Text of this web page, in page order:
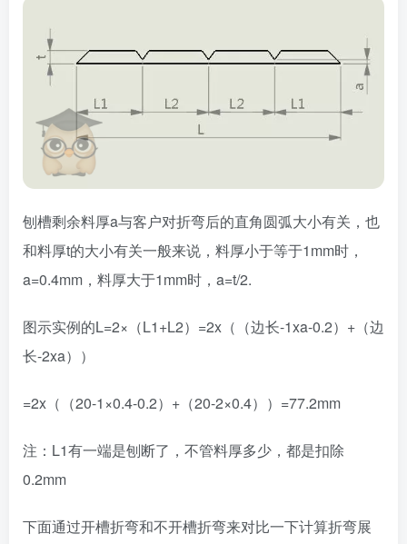
刨槽剩余料厚a与客户对折弯后的直角圆弧大小有关，也
和料厚t的大小有关一般来说，料厚小于等于1mm时，
a=0.4mm，料厚大于1mm时，a=t/2.
图示实例的L=2×（L1+L2）=2x（（边长-1xa-0.2）+（边
长-2xa））
=2x（（20-1×0.4-0.2）+（20-2×0.4））=77.2mm
注：L1有一端是刨断了，不管料厚多少，都是扣除
0.2mm
下面通过开槽折弯和不开槽折弯来对比一下计算折弯展